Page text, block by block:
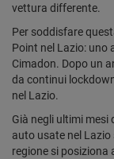
vettura differente.
Per soddisfare
Point nel Lazio: uno
Cimadon. Dopo un
da continui
nel Lazio.
Già negli ultimi mesi
auto usate nel
regione si posiziona